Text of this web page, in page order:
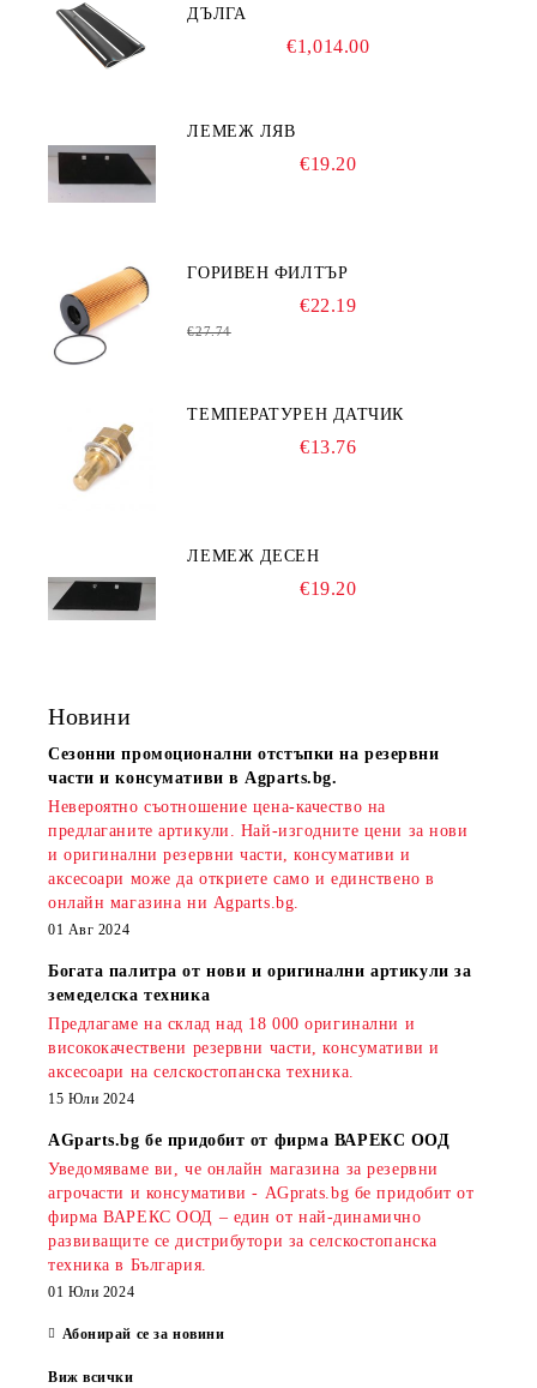
ДЪЛГА
€1,014.00
ЛЕМЕЖ ЛЯВ
€19.20
ГОРИВЕН ФИЛТЪР
€22.19
€27.74
ТЕМПЕРАТУРЕН ДАТЧИК
€13.76
ЛЕМЕЖ ДЕСЕН
€19.20
Новини
Сезонни промоционални отстъпки на резервни
части и консумативи в Agparts.bg.
Невероятно съотношение цена-качество на
предлаганите артикули. Най-изгодните цени за нови
и оригинални резервни части, консумативи и
аксесоари може да откриете само и единствено в
онлайн магазина ни Agparts.bg.
01 Авг 2024
Богата палитра от нови и оригинални артикули за
земеделска техника
Предлагаме на склад над 18 000 оригинални и
висококачествени резервни части, консумативи и
аксесоари на селскостопанска техника.
15 Юли 2024
AGparts.bg бе придобит от фирма ВАРЕКС ООД
Уведомяваме ви, че онлайн магазина за резервни
агрочасти и консумативи - AGprats.bg бе придобит от
фирма ВАРЕКС ООД – един от най-динамично
развиващите се дистрибутори за селскостопанска
техника в България.
01 Юли 2024
Абонирай се за новини
Виж всички